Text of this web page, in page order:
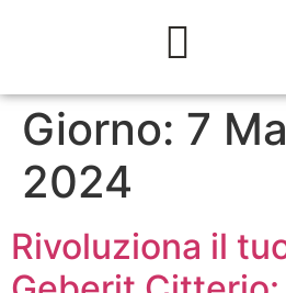
Giorno: 7
2024
Rivoluziona il